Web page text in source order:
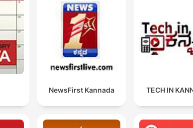
NewsFirst Kannada TECH IN